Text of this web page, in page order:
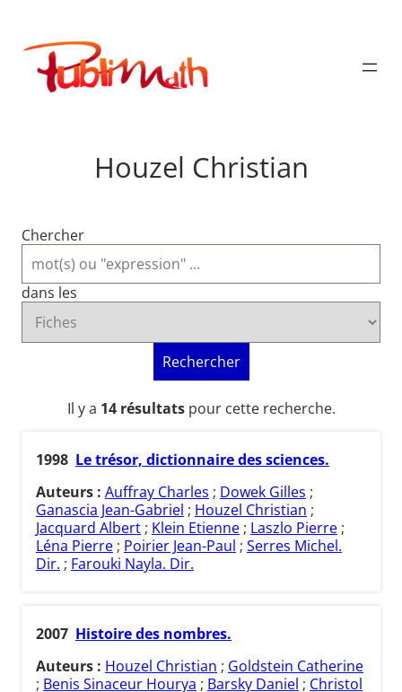
contenu
Publimath
Houzel Christian
Chercher
dans les
Rechercher
Il y a 14 résultatspour cette recherche.
1998 Le trésor, dictionnaire des sciences.
Auteurs : Auffray Charles ; Dowek Gilles ;
Ganascia Jean-Gabriel ; Houzel Christian ;
Jacquard Albert ; Klein Etienne ; Laszlo Pierre ;
Léna Pierre ; Poirier Jean-Paul ; Serres Michel.
Dir. ; Farouki Nayla. Dir.
2007 Histoire des nombres.
Auteurs : Houzel Christian ; Goldstein Catherine
; Benis Sinaceur Hourya ; Barsky Daniel ; Christol